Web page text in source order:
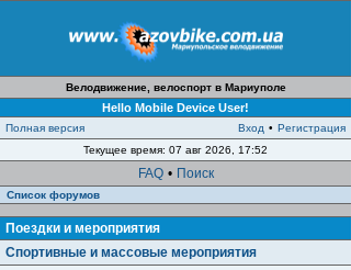
Велодвижение, велоспорт в Мариуполе
Hello Mobile Device User!
Полная версия Вход • Регистрация
Текущее время: 07 авг 2026, 17:52
FAQ • Поиск
Список форумов
Поездки и мероприятия
Спортивные и массовые мероприятия